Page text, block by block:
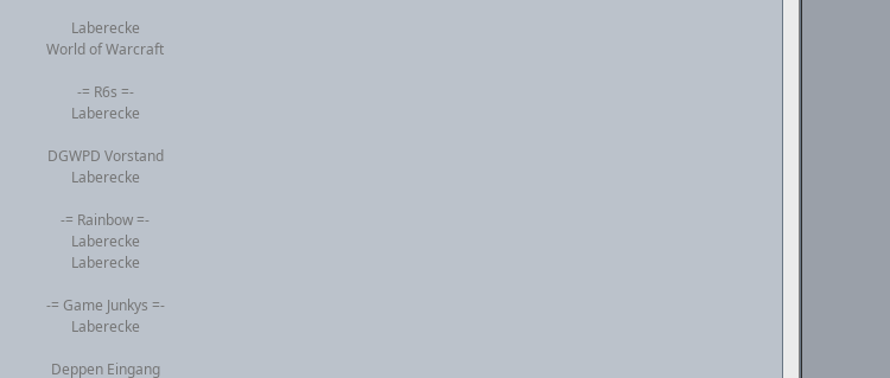
Laberecke
World of Warcraft
-= R6s =-
Laberecke
DGWPD Vorstand
Laberecke
-= Rainbow =-
Laberecke
Laberecke
-= Game Junkys =-
Laberecke
Deppen Eingang